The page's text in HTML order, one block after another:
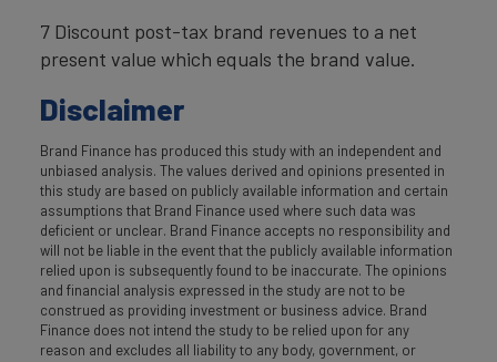
7 Discount post-tax brand revenues to a net
present value which equals the brand value.
Disclaimer
Brand Finance has produced this study with an independent and
unbiased analysis. The values derived and opinions presented in
this study are based on publicly available information and certain
assumptions that Brand Finance used where such data was
deficient or unclear. Brand Finance accepts no responsibility and
will not be liable in the event that the publicly available information
relied upon is subsequently found to be inaccurate. The opinions
and financial analysis expressed in the study are not to be
construed as providing investment or business advice. Brand
Finance does not intend the study to be relied upon for any
reason and excludes all liability to any body, government, or